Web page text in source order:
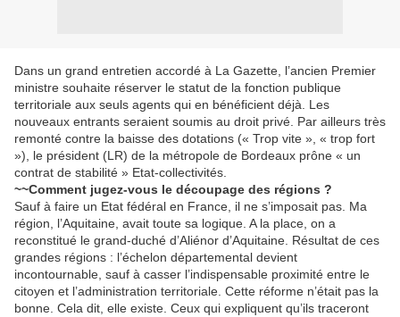
Dans un grand entretien accordé à La Gazette, l’ancien Premier
ministre souhaite réserver le statut de la fonction publique
territoriale aux seuls agents qui en bénéficient déjà. Les
nouveaux entrants seraient soumis au droit privé. Par ailleurs très
remonté contre la baisse des dotations (« Trop vite », « trop fort
»), le président (LR) de la métropole de Bordeaux prône « un
contrat de stabilité » Etat-collectivités.
~~Comment jugez-vous le découpage des régions ?
Sauf à faire un Etat fédéral en France, il ne s’imposait pas. Ma
région, l’Aquitaine, avait toute sa logique. A la place, on a
reconstitué le grand-duché d’Aliénor d’Aquitaine. Résultat de ces
grandes régions : l’échelon départemental devient
incontournable, sauf à casser l’indispensable proximité entre le
citoyen et l’administration territoriale. Cette réforme n’était pas la
bonne. Cela dit, elle existe. Ceux qui expliquent qu’ils traceront